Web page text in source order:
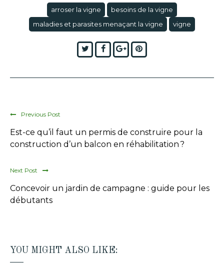
arroser la vigne
besoins de la vigne
maladies et parasites menaçant la vigne
vigne
TwitterFacebook
Google+Pinterest
Previous Post
Est-ce qu’il faut un permis de construire pour la
construction d’un balcon en réhabilitation ?
Next Post
Concevoir un jardin de campagne : guide pour les
débutants
YOU MIGHT ALSO LIKE: